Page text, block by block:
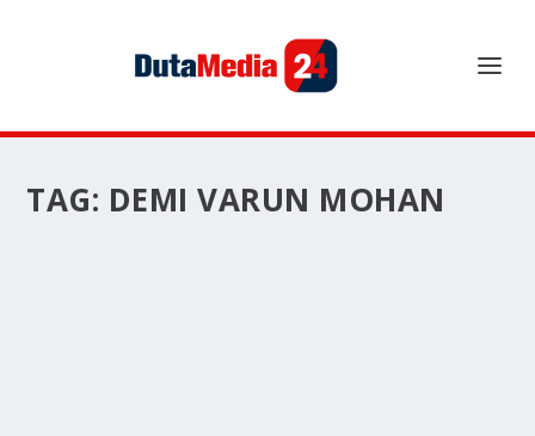
TAG: DEMI VARUN MOHAN